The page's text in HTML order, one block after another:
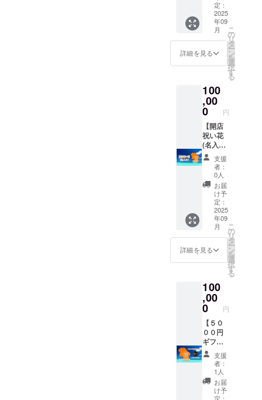
ム、脱
脂粉
乳、海
塩/安定
粘多糖
類）
ラッ
シュ]グ
ラ
ニュー
糖/重曹
奄美黒
糖ジェ
ラー
ト：牛
乳、グ
ラ
ニュー
糖、黒
砂糖、
生ク
リー
脂粉乳/
安定剤
界島の
ごま
ジェ
ラー
ト：牛
乳、グ
ラ
ニュー
糖、生
クリー
ム、脱
脂粉
容」
100ml
カップ×
８個
「名
称」 ア
イスミ
ルク
「原材
料名」
奄美塩
ジェ
ラー
ト：牛
乳、グ
ニュー
糖、生
クリー
ム、脱
脂粉
乳、海
塩/安定
剤（増
たまご
バニ
ラ：牛
乳、生
クリー
ム、グ
ラ
ニュー
糖、卵
黄、脱
脂粉
乳、バ
効期
間：
2025年
9月1
日〜
2026年
までの1
て、
オー
ナーか
らお礼
のメッ
セージ
を送ら
せてい
ます。
可能な
方は備
考欄に
てお名
前を教
えてい
ただけ
れば幸
いで
す。 こ
のリ
ターン
は3000
円・そ
の他の
とにか
く応援
のリ
ターン
内容に
なりま
す。
定：
2025
年09
月
詳細を見る
こ
の
リ
タ
ー
ン
を
選
択
す
る
100
,00
0 円
【開店
祝い花
(名入
り)・オ
リジナ
ルTシャ
ツ】
オー
ナー実
家の花
屋さん
が心を
込めて
制作す
るアレ
ンジ花
店時に
店頭へ
飾りま
す。 ご
支援者
さまの
お名前
（また
は企業
名）
を、花
に添え
るメッ
支援
者：
0人
お届
け予
定：
2025
年09
月
詳細を見る
こ
の
リ
タ
ー
ン
を
選
択
す
る
100
,00
0 円
【５０
００円
ギフト
券・オ
リジナ
ルTシャ
ツ・オ
リジナ
ルマグ
支援
者：
1人
お届
け予
定：